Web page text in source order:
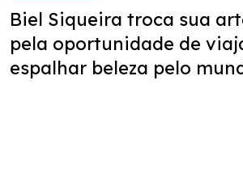
Biel Siqueira troca sua
pela oportunidade de
espalhar beleza pelo